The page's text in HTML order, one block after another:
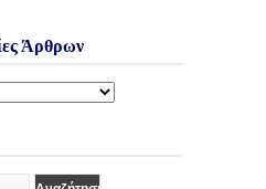
Άρθρων